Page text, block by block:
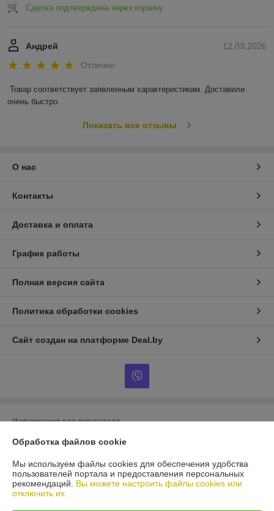
Сделка подтверждена через корзину
12.03.2026
Андрей
Отлично
Товар соответствует заявленным характеристикам. Доставили
очень быстро.
Показать все отзывы
О нас
Контакты
Доставка и оплата
График работы
Полная версия сайта
Политика обработки cookies
Сайт создан на платформе Deal.by
Информация для покупателя
Юридическое лицо:ООО «БигВал»
Регистрационный номер ЕГР: 193084737
УНП: 193084737
Регистрационный орган: Минский горисполком
Обработка файлов cookie
Мы используем файлы cookies для обеспечения удобства
пользователей портала и предоставления персональных
рекомендаций. Вы можете настроить файлы cookies или
отключить их.